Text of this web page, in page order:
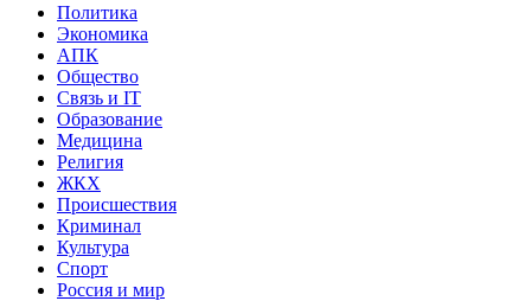
Политика
Экономика
АПК
Общество
Связь и IT
Образование
Медицина
Религия
ЖКХ
Происшествия
Криминал
Культура
Спорт
Россия и мир